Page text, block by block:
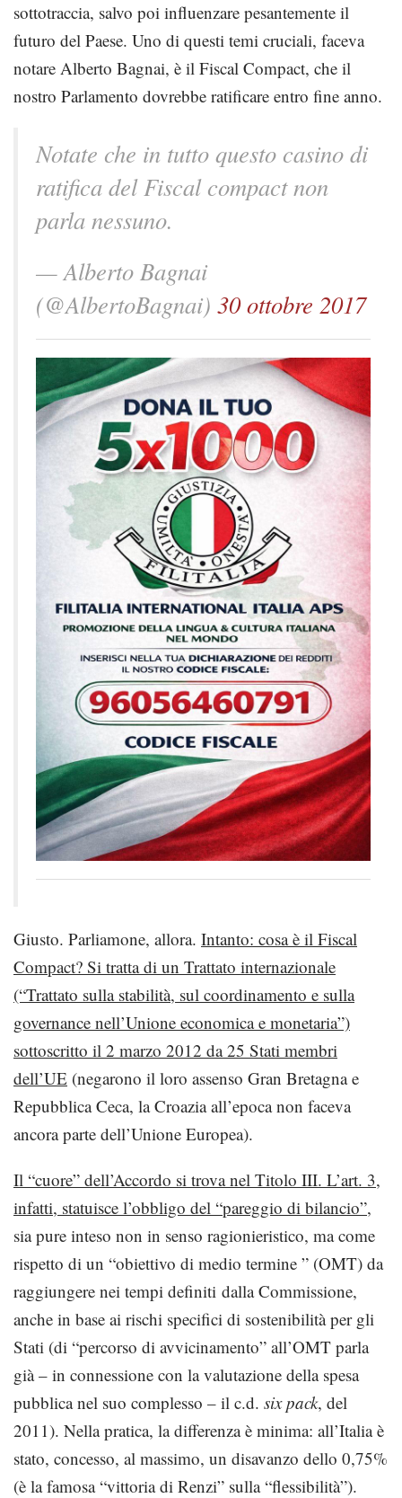
sottotraccia, salvo poi influenzare pesantemente il
futuro del Paese. Uno di questi temi cruciali, faceva
notare Alberto Bagnai, è il Fiscal Compact, che il
nostro Parlamento dovrebbe ratificare entro fine anno.
Notate che in tutto questo casino di
ratifica del Fiscal compact non
parla nessuno.
— Alberto Bagnai
(@AlbertoBagnai) 30 ottobre 2017
Giusto. Parliamone, allora. Intanto: cosa è il Fiscal
Compact? Si tratta di un Trattato internazionale
(“Trattato sulla stabilità, sul coordinamento e sulla
governance nell’Unione economica e monetaria”)
sottoscritto il 2 marzo 2012 da 25 Stati membri
dell’UE (negarono il loro assenso Gran Bretagna e
Repubblica Ceca, la Croazia all’epoca non faceva
ancora parte dell’Unione Europea).
Il “cuore” dell’Accordo si trova nel Titolo III. L’art. 3,
infatti, statuisce l’obbligo del “pareggio di bilancio”,
sia pure inteso non in senso ragionieristico, ma come
rispetto di un “obiettivo di medio termine ” (OMT) da
raggiungere nei tempi definiti dalla Commissione,
anche in base ai rischi specifici di sostenibilità per gli
Stati (di “percorso di avvicinamento” all’OMT parla
già – in connessione con la valutazione della spesa
pubblica nel suo complesso – il c.d. six pack, del
2011). Nella pratica, la differenza è minima: all’Italia è
stato, concesso, al massimo, un disavanzo dello 0,75%
(è la famosa “vittoria di Renzi” sulla “flessibilità”).